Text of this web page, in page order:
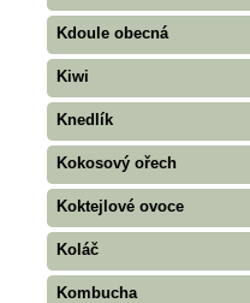
Kdoule obecná
Kiwi
Knedlík
Kokosový ořech
Koktejlové ovoce
Koláč
Kombucha